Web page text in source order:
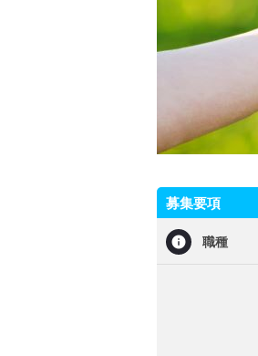
募集要項
職種